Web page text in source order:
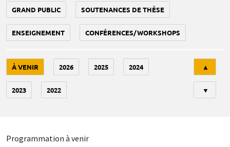
GRAND PUBLIC SOUTENANCES DE THÈSE
ENSEIGNEMENT CONFÉRENCES/WORKSHOPS
À VENIR 2026 2025 2024
2023 2022
▲
▼
Programmation à venir